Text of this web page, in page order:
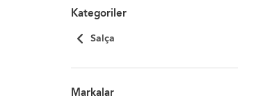
Kategoriler
Salça
Markalar